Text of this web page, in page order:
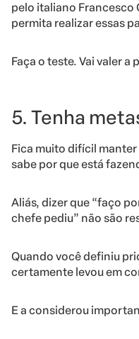
pelo italiano Francesco
permita realizar essas
Faça o teste. Vai valer a
5. Tenha
Fica muito difícil
sabe por que está
Aliás, dizer que “faço
chefe pediu” não são
Quando você definiu
certamente levou em
E a considerou